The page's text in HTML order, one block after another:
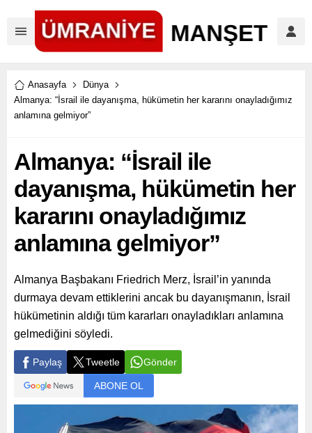
Anasayfa
Dünya
Almanya: “İsrail ile dayanışma, hükümetin her kararını onayladığımız
anlamına gelmiyor”
Almanya: “İsrail ile
dayanışma, hükümetin her
kararını onayladığımız
anlamına gelmiyor”
Almanya Başbakanı Friedrich Merz, İsrail’in yanında
durmaya devam ettiklerini ancak bu dayanışmanın, İsrail
hükümetinin aldığı tüm kararları onayladıkları anlamına
gelmediğini söyledi.
Paylaş Tweetle Gönder
ABONE OL